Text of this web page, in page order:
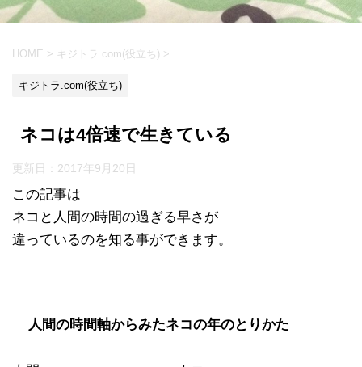
HOME > キジトラ.com(役立ち) >
キジトラ.com(役立ち)
ネコは4倍速で生きている
更新日： 2017年9月20日
この記事は
ネコと人間の時間の過ぎる早さが
違っているのを知る事ができます。
人間の時間軸からみたネコの年のとりかた